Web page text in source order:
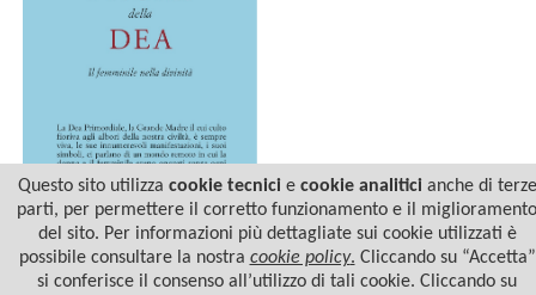
I NOMI DELLA DEA
Questo sito utilizza cookie tecnicie cookie analiticianche di terze
parti, per permettere il corretto funzionamento e il miglioramento
del sito. Per informazioni più dettagliate sui cookie utilizzati è
possibile consultare la nostra cookie policy. Cliccando su “Accetta”
si conferisce il consenso all’utilizzo di tali cookie. Cliccando su